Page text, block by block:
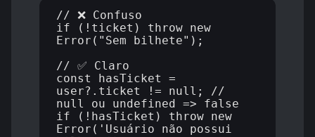
// ❌ Confuso
if (!ticket) throw new
Error("Sem bilhete");
// ✅ Claro
const hasTicket =
user?.ticket != null; //
null ou undefined => false
if (!hasTicket) throw new
Error('Usuário não possui